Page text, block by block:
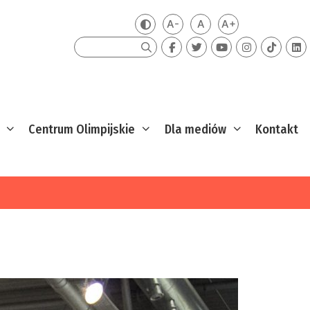
Zmień kontrast
A-Mniejsza czcionka
ADomyślna czcionka
A+Większa
Szukaj
Centrum Olimpijskie Dla mediów Kontakt